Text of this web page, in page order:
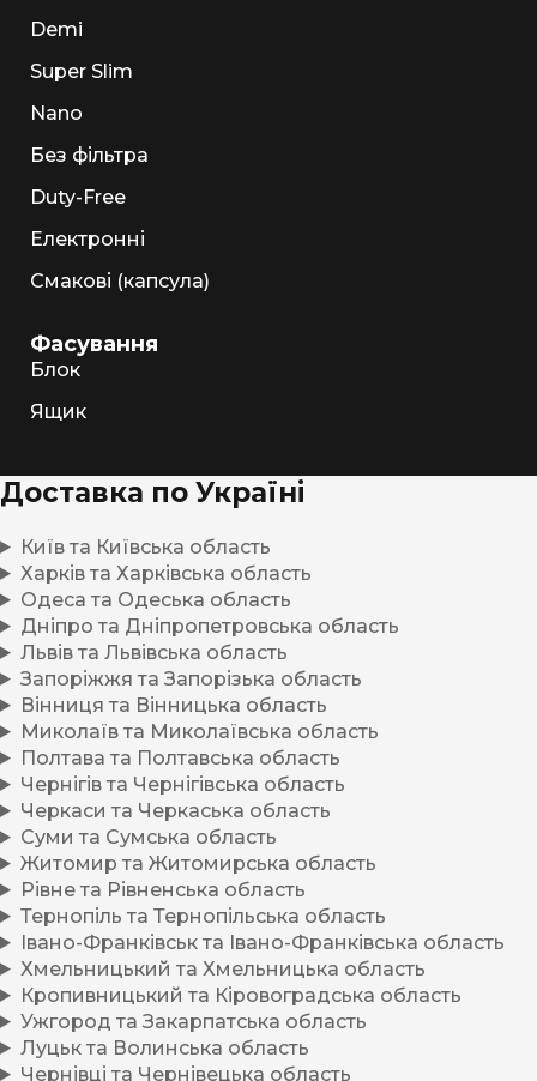
Demi
Super Slim
Nano
Без фільтра
Duty-Free
Електронні
Смакові (капсула)
Фасування
Блок
Ящик
Доставка по Україні
Київ та Київська область
Харків та Харківська область
Одеса та Одеська область
Дніпро та Дніпропетровська область
Львів та Львівська область
Запоріжжя та Запорізька область
Вінниця та Вінницька область
Миколаїв та Миколаївська область
Полтава та Полтавська область
Чернігів та Чернігівська область
Черкаси та Черкаська область
Суми та Сумська область
Житомир та Житомирська область
Рівне та Рівненська область
Тернопіль та Тернопільська область
Івано-Франківськ та Івано-Франківська область
Хмельницький та Хмельницька область
Кропивницький та Кіровоградська область
Ужгород та Закарпатська область
Луцьк та Волинська область
Чернівці та Чернівецька область